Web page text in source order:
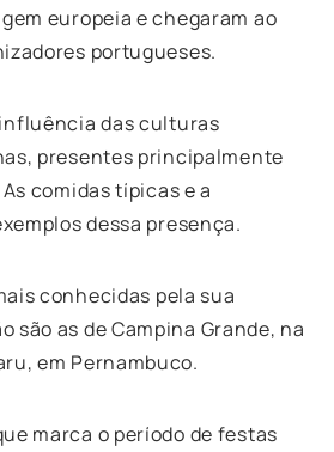
europeia e chegaram ao
portugueses.
das culturas
presentes principalmente
comidas típicas e a
dessa presença.
conhecidas pela sua
são as de Campina Grande, na
em Pernambuco.
marca o período de festas